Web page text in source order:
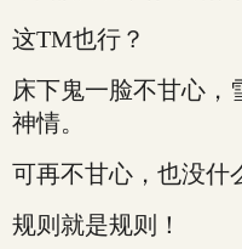
这TM也行？
床下鬼一脸不甘心，
神情。
可再不甘心，也没什
规则就是规则！